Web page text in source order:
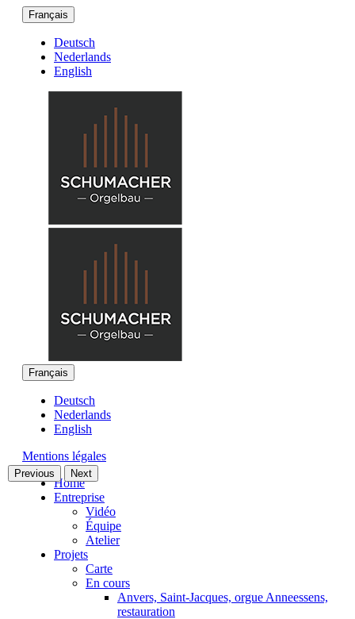
Français
Deutsch
Nederlands
English
Français
Deutsch
Nederlands
English
Mentions légales
Home
Entreprise
Vidéo
Équipe
Atelier
Projets
Carte
En cours
Anvers, Saint-Jacques, orgue Anneessens,
restauration
Previous Next